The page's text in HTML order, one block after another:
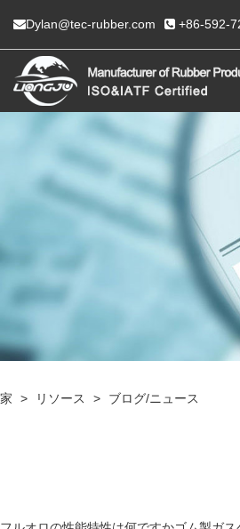
Dylan@tec-rubber.com +86-592-
家 > リソース > ブログ/ニュース